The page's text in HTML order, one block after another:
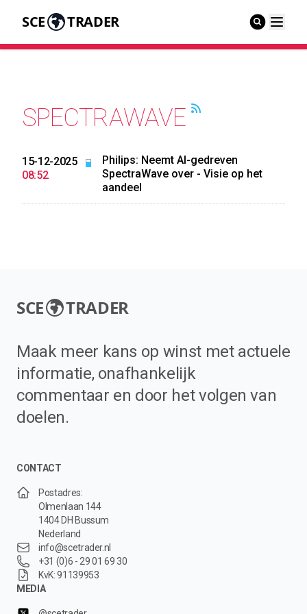
SCE TRADER
SPECTRAWAVE
15-12-2025
08:52
Philips: Neemt AI-gedreven
SpectraWave over - Visie op het
aandeel
SCE TRADER
Maak meer kans op winst met actuele
informatie, onafhankelijk
commentaar en door het volgen van
doelen.
CONTACT
Postadres:
Olmenlaan 144
1404 DH Bussum
Nederland
info@scetrader.nl
+31 (0)6 - 29 01 69 30
KvK: 91139953
MEDIA